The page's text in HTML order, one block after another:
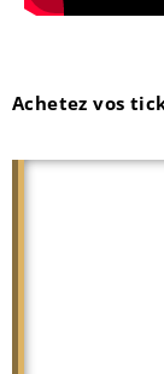
Achetez vos